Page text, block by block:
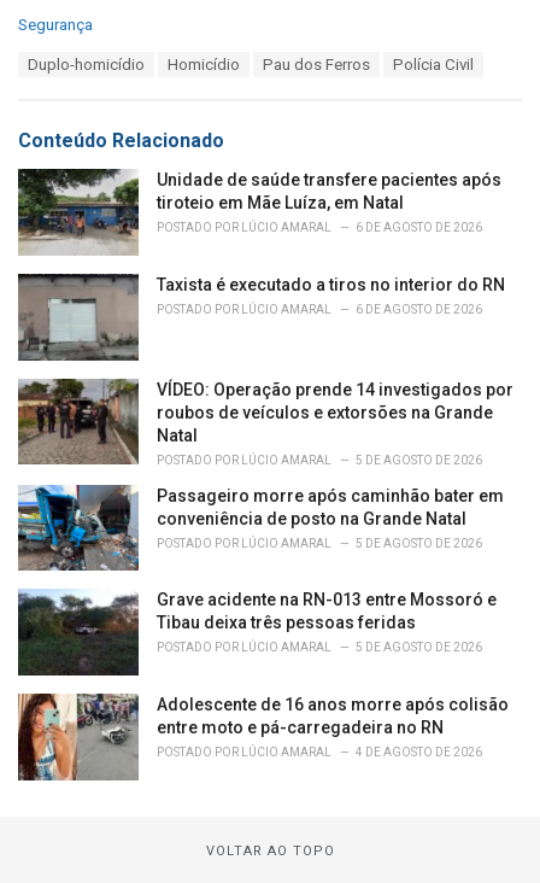
C
o
r
i
e
s
:
Segurança
:
Duplo-homicídio Homicídio Pau dos Ferros Polícia Civil
Conteúdo Relacionado
Unidade de saúde transfere pacientes após
tiroteio em Mãe Luíza, em Natal
POSTADO POR LÚCIO AMARAL 6 DE AGOSTO DE 2026
Taxista é executado a tiros no interior do RN
POSTADO POR LÚCIO AMARAL 6 DE AGOSTO DE 2026
VÍDEO: Operação prende 14 investigados por
roubos de veículos e extorsões na Grande
Natal
POSTADO POR LÚCIO AMARAL 5 DE AGOSTO DE 2026
Passageiro morre após caminhão bater em
conveniência de posto na Grande Natal
POSTADO POR LÚCIO AMARAL 5 DE AGOSTO DE 2026
Grave acidente na RN-013 entre Mossoró e
Tibau deixa três pessoas feridas
POSTADO POR LÚCIO AMARAL 5 DE AGOSTO DE 2026
Adolescente de 16 anos morre após colisão
entre moto e pá-carregadeira no RN
POSTADO POR LÚCIO AMARAL 4 DE AGOSTO DE 2026
VOLTAR AO TOPO